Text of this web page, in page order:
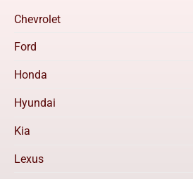
Chevrolet
Ford
Honda
Hyundai
Kia
Lexus